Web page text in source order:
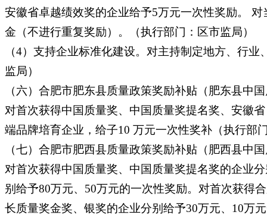
安徽省卓越绩效奖的企业给予5万元一次性奖励。
金（不进行重复奖励）。（执行部门：区市监局）
（4）支持企业标准化建设。对主持制定地方、行
监局）
（六）合肥市肥东县质量政策奖励补贴（肥东县中
对首次获得中国质量奖、中国质量奖提名奖、安徽
端品牌培育企业，给子10 万元一次性奖补（执行部
（七）合肥市肥西县质量政策奖励补贴（肥西县中
对首次获得中国质量奖、中国质量奖提名奖的企业
别给予80万元、50万元的一次性奖励。对首次获得
长质量奖金奖、银奖的企业分别给予30万元、10万